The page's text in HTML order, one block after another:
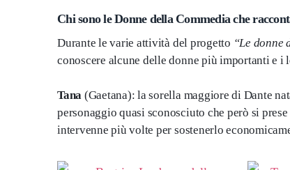
Chi sono le Donne della Commedia che
Durante le varie attività del progetto “Le donne
conoscere alcune delle donne più importanti e i
Tana (Gaetana): la sorella maggiore di Dante
personaggio quasi sconosciuto che però si
intervenne più volte per sostenerlo